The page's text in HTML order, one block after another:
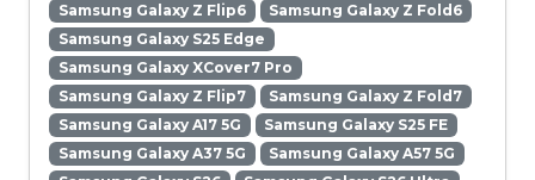
Samsung Galaxy Z Flip6
Samsung Galaxy Z Fold6
Samsung Galaxy S25 Edge
Samsung Galaxy XCover7 Pro
Samsung Galaxy Z Flip7
Samsung Galaxy Z Fold7
Samsung Galaxy A17 5G
Samsung Galaxy S25 FE
Samsung Galaxy A37 5G
Samsung Galaxy A57 5G